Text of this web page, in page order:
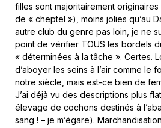
filles sont majoritairement
de « cheptel »), moins jolies qu’au
autre club du genre pas loin, je ne
point de vérifier TOUS les bordels
« déterminées à la tâche ». Certes.
d’aboyer les seins à l’air comme le
notre siècle, mais est-ce bien de
J’ai déjà vu des descriptions plus
élevage de cochons destinés à
sang ! – je m’égare).